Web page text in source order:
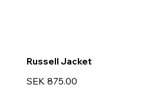
Russell Jacket
Price
SEK 875.00